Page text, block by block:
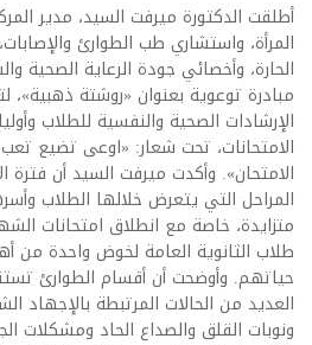
أطلقت الدكتورة ميرفت السيد، مدير
المرأة، واستشاري طب الطوارئ
الحارة، وأخصائي جودة الرعاية الصحية
مبادرة توعوية بعنوان «روشتة
الإرشادات الصحية والنفسية للطلاب
الامتحانات، تحت شعار: «اوعى تضيع
الامتحان». وأكدت ميرفت السيد أن فترة
المراحل التي يتعرض خلالها الطلاب
متزايدة، خاصة مع انطلاق امتحانات
طلاب الثانوية العامة لخوض واحدة من
حياتهم. وأوضحت أن أقسام الطوارئ
العديد من الحالات المرتبطة بالإجهاد
ونوبات القلق والصداع الحاد ومشكلات